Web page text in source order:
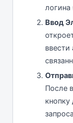
логина
Ввод
ввести
После